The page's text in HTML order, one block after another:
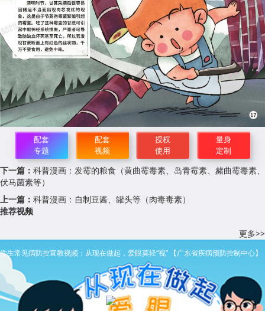
配套
专题
配套
视频
授权
使用
量身
定制
下一篇： 科普漫画：发霉的粮食（黄曲霉毒素、岛青霉素、赭曲霉毒素、
伏马菌素等）
上一篇： 科普漫画：自制豆酱、罐头等（肉毒毒素）
推荐视频
更多>>
学生常见病防控宣教视频：从现在做起，爱眼莫轻“视” 【广东省疾病预防控制中心】